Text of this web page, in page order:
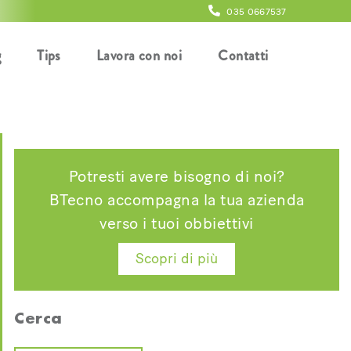
035 0667537
Tips Lavora con noi Contatti
Potresti avere bisogno di noi?
BTecno accompagna la tua azienda
verso i tuoi obbiettivi
Scopri di più
Cerca